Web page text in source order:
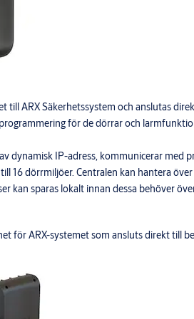
till ARX Säkerhetssystem och anslutas
för de dörrar och
dynamisk IP-adress, kommunicerar
16 dörrmiljöer. Centralen kan hantera
kan sparas lokalt innan dessa behöver
för ARX-systemet som ansluts direkt till